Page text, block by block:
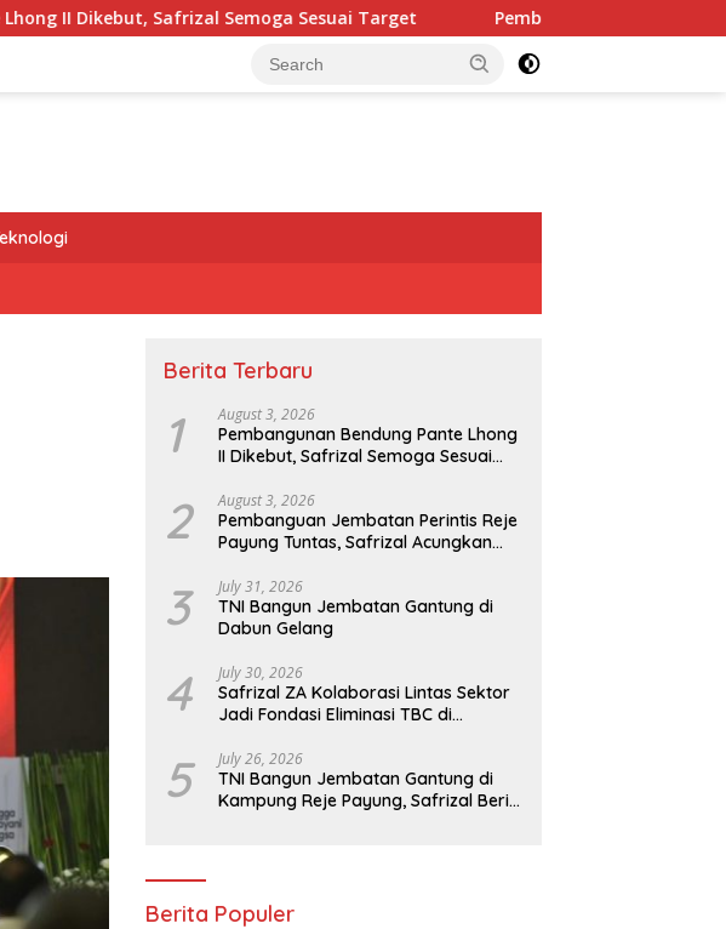
Semoga Sesuai Target Pembanguan Jembatan Perintis Reje
Berita Terbaru
1 August 3, 2026
Pembangunan Bendung Pante Lhong
II Dikebut, Safrizal Semoga Sesuai
2 August 3, 2026
Pembanguan Jembatan Perintis Reje
Payung Tuntas, Safrizal Acungkan
3 July 31, 2026
TNI Bangun Jembatan Gantung di
Dabun Gelang
4 July 30, 2026
Safrizal ZA Kolaborasi Lintas Sektor
Jadi Fondasi Eliminasi TBC di
5 July 26, 2026
TNI Bangun Jembatan Gantung di
Kampung Reje Payung, Safrizal Beri
Berita Populer